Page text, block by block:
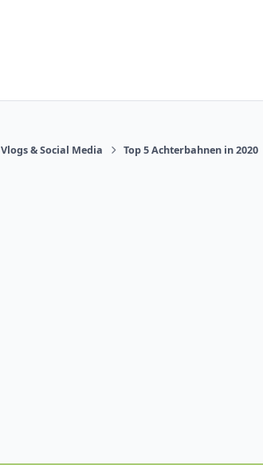
Vlogs & Social Media Top 5 Achterbahnen in 2020